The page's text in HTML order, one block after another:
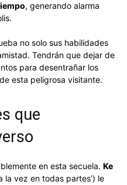
, generando alarma
no solo sus habilidades
Tendrán que dejar de
para desentrañar los
esta peligrosa visitante.
que
en esta secuela. Ke
a la vez en todas partes’) le